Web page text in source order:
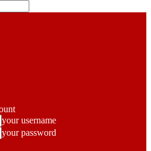
your username
your password